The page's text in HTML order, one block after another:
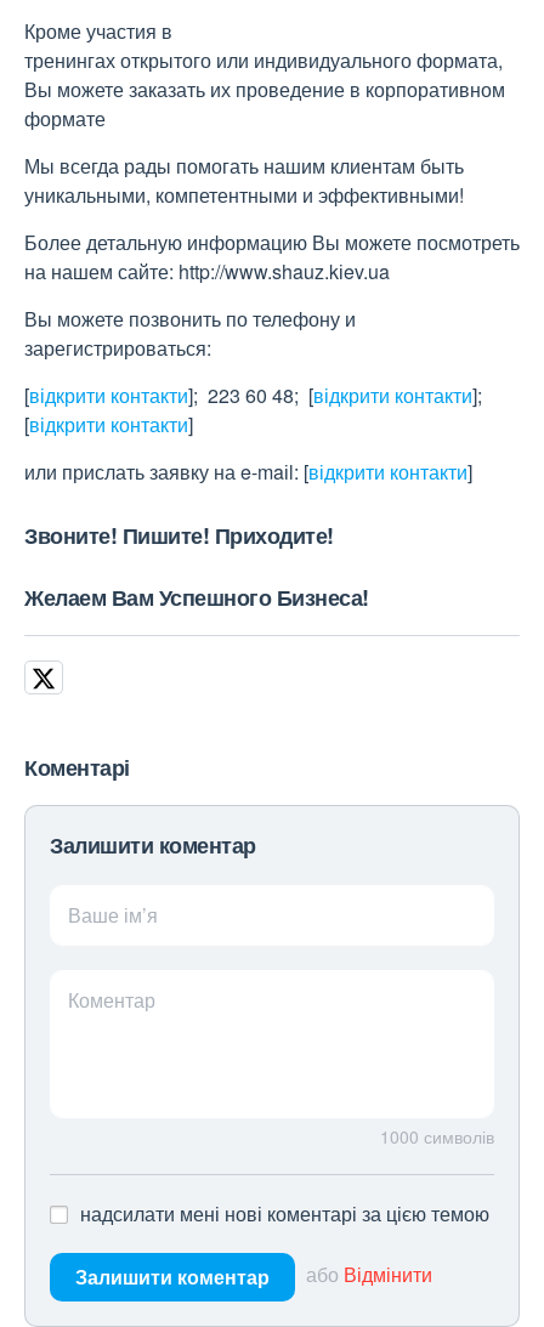
Кроме участия в
тренингах открытого или индивидуального формата,
Вы можете заказать их проведение в корпоративном
формате
Мы всегда рады помогать нашим клиентам быть
уникальными, компетентными и эффективными!
Более детальную информацию Вы можете посмотреть
на нашем сайте: http://www.shauz.kіev.ua
Вы можете позвонить по телефону и
зарегистрироваться:
[відкрити контакти]; 223 60 48; [відкрити контакти];
[відкрити контакти]
или прислать заявку на e-maіl: [відкрити контакти]
Звоните! Пишите! Приходите!
Желаем Вам Успешного Бизнеса!
Коментарі
Залишити коментар
Ваше ім’я
Коментар
1000 символів
надсилати мені нові коментарі за цією темою
Залишити коментар або Відмінити